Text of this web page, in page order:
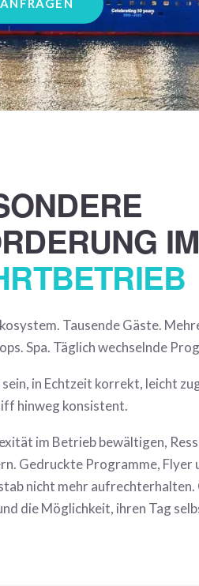
IM
Tausende Gäste.
Spa. Täglich wechselnde
in Echtzeit korrekt, leicht
hinweg konsistent.
im Betrieb bewältigen,
Gedruckte Programme, Flyer
nicht mehr
die Möglichkeit, ihren Tag